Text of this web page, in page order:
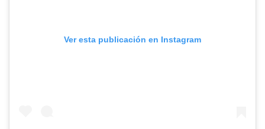
Ver esta publicación en Instagram